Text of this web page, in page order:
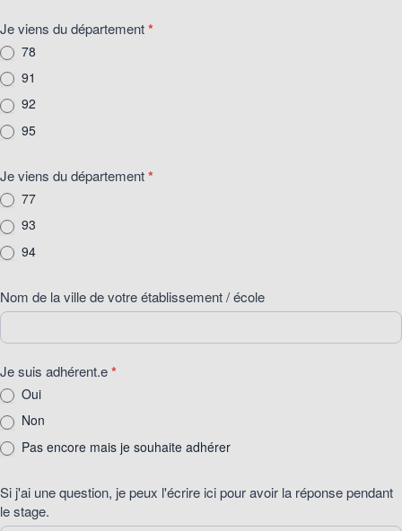
Je viens du département*
78
91
92
95
Je viens du département*
77
93
94
Nom de la ville de votre établissement / école
Je suis adhérent.e*
Oui
Non
Pas encore mais je souhaite adhérer
Si j'ai une question, je peux l'écrire ici pour avoir la réponse pendant
le stage.